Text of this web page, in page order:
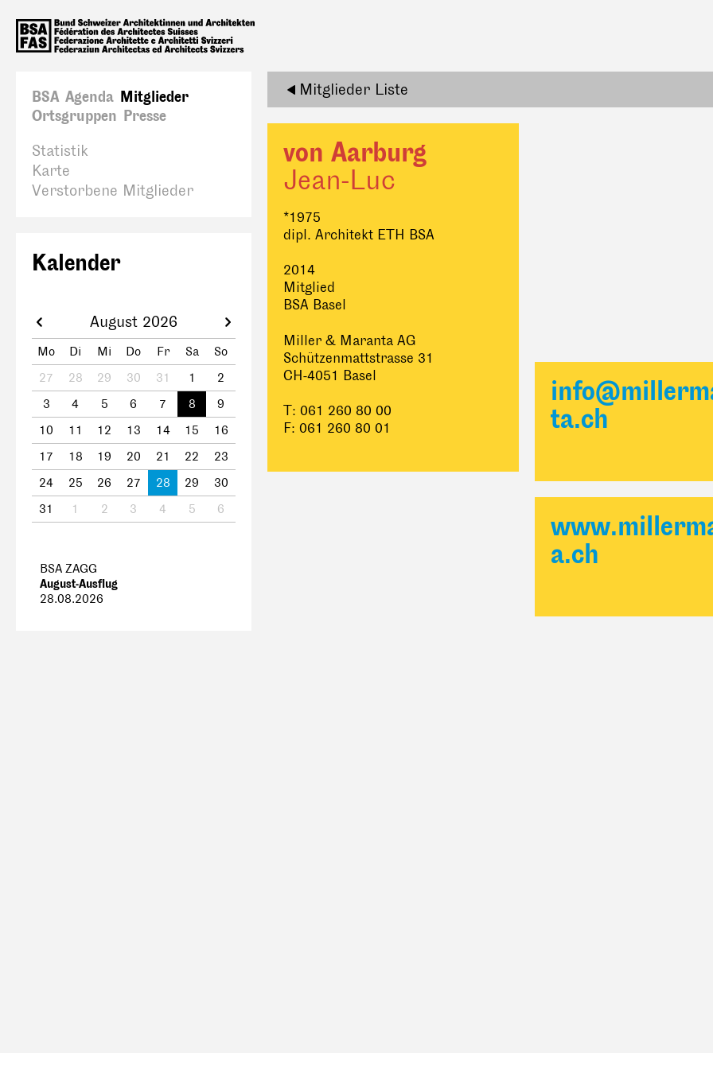
BSA Agenda Mitglieder
Ortsgruppen Presse
Statistik
Karte
Verstorbene Mitglieder
Mitglieder Liste
von Aarburg
Jean-Luc
*1975
dipl. Architekt ETH BSA
2014
Mitglied
BSA Basel
Miller & Maranta AG
Schützenmattstrasse 31
CH-4051 Basel
T: 061 260 80 00
F: 061 260 80 01
ta.ch
a.ch
Kalender
August 2026
Mo Di Mi Do Fr Sa
So
27
28 29 30 31 1
2
3
4 5 6 7 8
9
10
11 12 13 14 15
16
17
18 19 20 21 22
23
24
25 26 27 28 29
30
31
1 2 3 4 5 6
BSA ZAGG
August-Ausflug
28.08.2026